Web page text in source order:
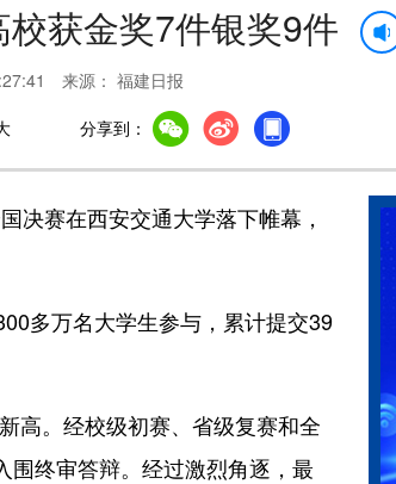
校获金奖7件银奖9件
来源： 福建日报
分享到：
赛在西安交通大学落下帷幕，
多万名大学生参与，累计提交39
高。经校级初赛、省级复赛和全
围终审答辩。经过激烈角逐，最